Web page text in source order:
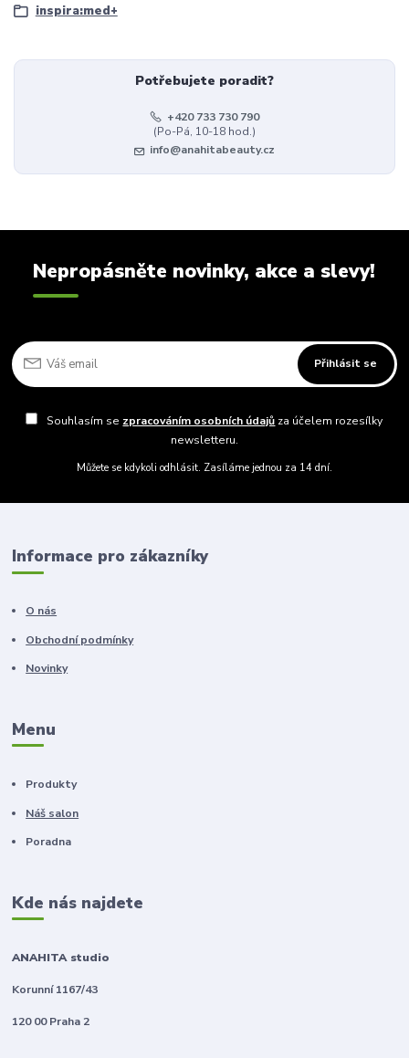
inspira:med+
Potřebujete poradit?
+420 733 730 790
(Po-Pá, 10-18 hod.)
info@anahitabeauty.cz
Nepropásněte novinky, akce a slevy!
Přihlásit se
Souhlasím se zpracováním osobních údajů za účelem rozesílky
newsletteru.
Můžete se kdykoli odhlásit. Zasíláme jednou za 14 dní.
Informace pro zákazníky
O nás
Obchodní podmínky
Novinky
Menu
Produkty
Náš salon
Poradna
Kde nás najdete
ANAHITA studio
Korunní 1167/43
120 00 Praha 2